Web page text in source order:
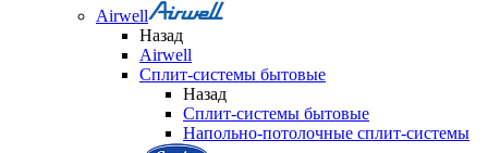
Airwell
Назад
Airwell
Сплит-системы бытовые
Назад
Сплит-системы бытовые
Напольно-потолочные сплит-системы